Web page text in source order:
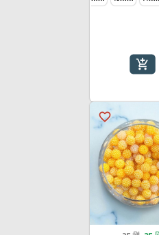
add_shopping_cart
favorite_border